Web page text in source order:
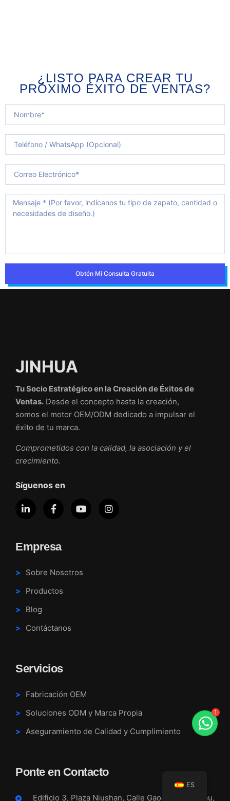
¿LISTO PARA CREAR TU
PRÓXIMO ÉXITO DE VENTAS?
Obtén Mi Consulta Gratuita
JINHUA
Tu Socio Estratégico en la Creación de Éxitos de
Ventas. Desde el concepto hasta la creación,
somos el motor OEM/ODM dedicado a impulsar el
éxito de tu marca.
Comprometidos con la calidad, la asociación y el
crecimiento.
Síguenos en
Empresa
Sobre Nosotros
Productos
Blog
Contáctanos
Servicios
Fabricación OEM
Soluciones ODM y Marca Propia
Aseguramiento de Calidad y Cumplimiento
Ponte en Contacto
Edificio 3, Plaza Niushan, Calle Gaoang, Wenzhou,
ES